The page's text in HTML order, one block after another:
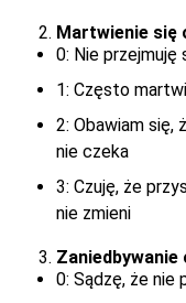
Martwienie się
0: Nie przejmuję
1: Często
2: Obawiam się,
nie czeka
3: Czuję, że
nie zmieni
0: Sądzę, że nie